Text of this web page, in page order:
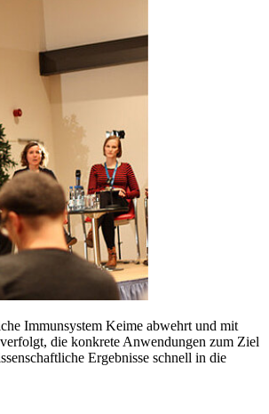
Immunsystem Keime abwehrt und mit
die konkrete Anwendungen zum Ziel
Ergebnisse schnell in die